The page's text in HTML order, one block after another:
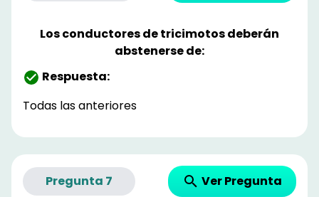
Los conductores de tricimotos deberán
abstenerse de:
Respuesta:
Todas las anteriores
Pregunta 7 Ver Pregunta